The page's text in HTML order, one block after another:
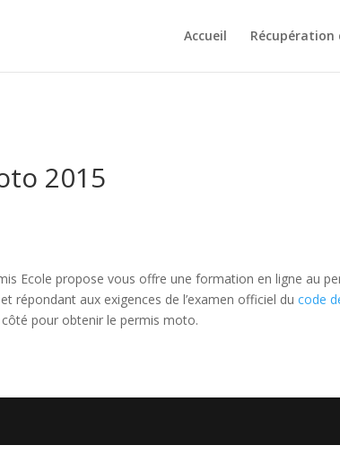
Accueil Récupération
2015
Ecole propose vous offre une formation en ligne au
répondant aux exigences de l’examen officiel ducode
côté pour obtenir le permis moto.